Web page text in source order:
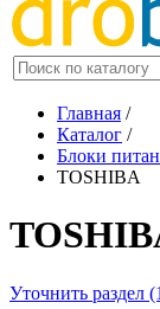
Главная /
Каталог /
Блоки
TOSHIBA
Уточнить раздел